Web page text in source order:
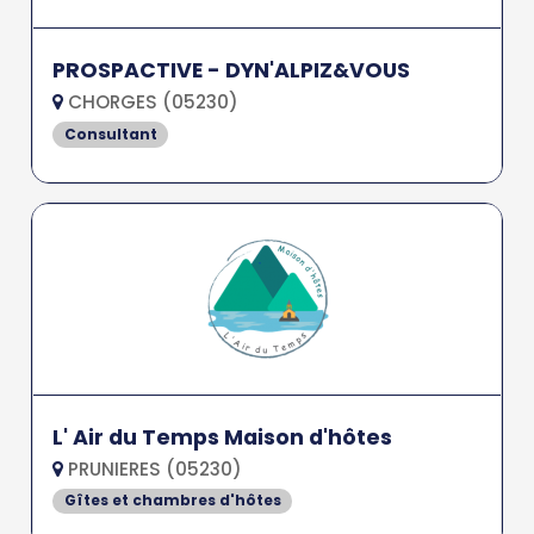
PROSPACTIVE - DYN'ALPIZ&VOUS
CHORGES (05230)
Consultant
L' Air du Temps Maison d'hôtes
PRUNIERES (05230)
Gîtes et chambres d'hôtes